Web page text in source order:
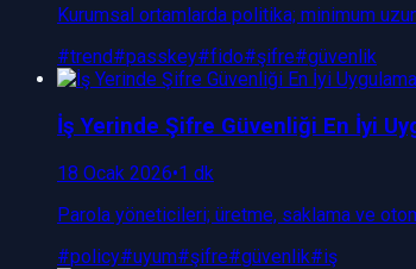
Kurumsal ortamlarda politika; minimum
#trend#passkey#fido#şifre#güvenlik
İş Yerinde Şifre Güvenliği En İyi
18 Ocak 2026•1 dk
Parola yöneticileri; üretme, saklama ve
#policy#uyum#şifre#güvenlik#iş